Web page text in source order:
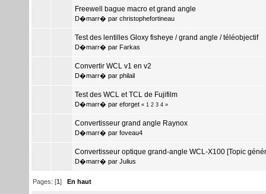
Freewell bague macro et grand angle
D�marr� par christophefortineau
Test des lentilles Gloxy fisheye / grand angle / téléobjectif
D�marr� par Farkas
Convertir WCL v1 en v2
D�marr� par philail
Test des WCL et TCL de Fujifilm
D�marr� par eforget « 1 2 3 4 »
Convertisseur grand angle Raynox
D�marr� par foveau4
Convertisseur optique grand-angle WCL-X100 [Topic
D�marr� par Julius
Pages: [1] En haut